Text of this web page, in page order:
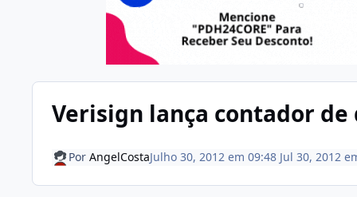
Verisign lança contador
Por AngelCostaJulho 30, 2012 em 09:48 Jul 30, 2012